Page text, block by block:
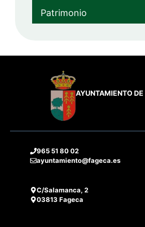
Patrimonio
AYUNTAMIENTO
965 51 80 02
ayuntamiento@fageca.es
C/Salamanca, 2
03813 Fageca